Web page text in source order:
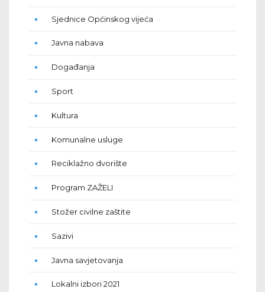
Sjednice Općinskog vijeća
Javna nabava
Događanja
Sport
Kultura
Komunalne usluge
Reciklažno dvorište
Program ZAŽELI
Stožer civilne zaštite
Sazivi
Javna savjetovanja
Lokalni izbori 2021